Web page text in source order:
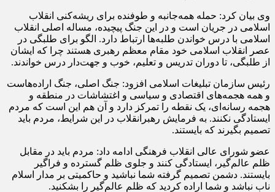
وی بیان کرد: حمله همه‌جانبه و طوفنده برای ریشه‌کنی انقلاب
اسلامی در جریان است و در این جنگ پیچیده، مساله اصلی انقلاب
اسلامی با درس خواندن طلبه‌ها ارتباط دارد. الگو برای طلبگی در
عصر انقلاب اسلامی خود مقام معظم رهبری هستند چرا که ایشان
از طلبگی، تا دوران تدریس و تعلیم، خوب و جهت‌دار درس خواندند.
رئیس سازمان تبلیغات اسلامی افزود: جنگ اصلی، جنگ اراده‌هاست
و همه هجمه‌های اقتصادی و سیاسی و اغتشاشات در منطقه و
هجمه رسانه‌ای، یک نقطه را تمرکز دارد و آن هم این است که مردم
ایستادگی نکنند. به فرمایش رهبرانقلاب در این شرایط، مردم باید
تصمیم بگیرند که بایستند.
عضو شورای عالی انقلاب فرهنگی ادامه داد: مردم باید در مقابل
ظلم عالم‌گیر، ایستادگی کنند و جلوی ظلم گسترده و فراگیر
بایستند. دشمن تصمیم گرفته شما نباشید و حاکمیتی بر مدار اسلام
ناب نباشد و شما اراده کردید که ظلم عالم‌گیر را بشکنید.